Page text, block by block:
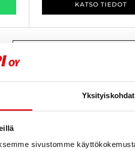
Yksityiskohdat
sivustomme
KATSO TIEDOT